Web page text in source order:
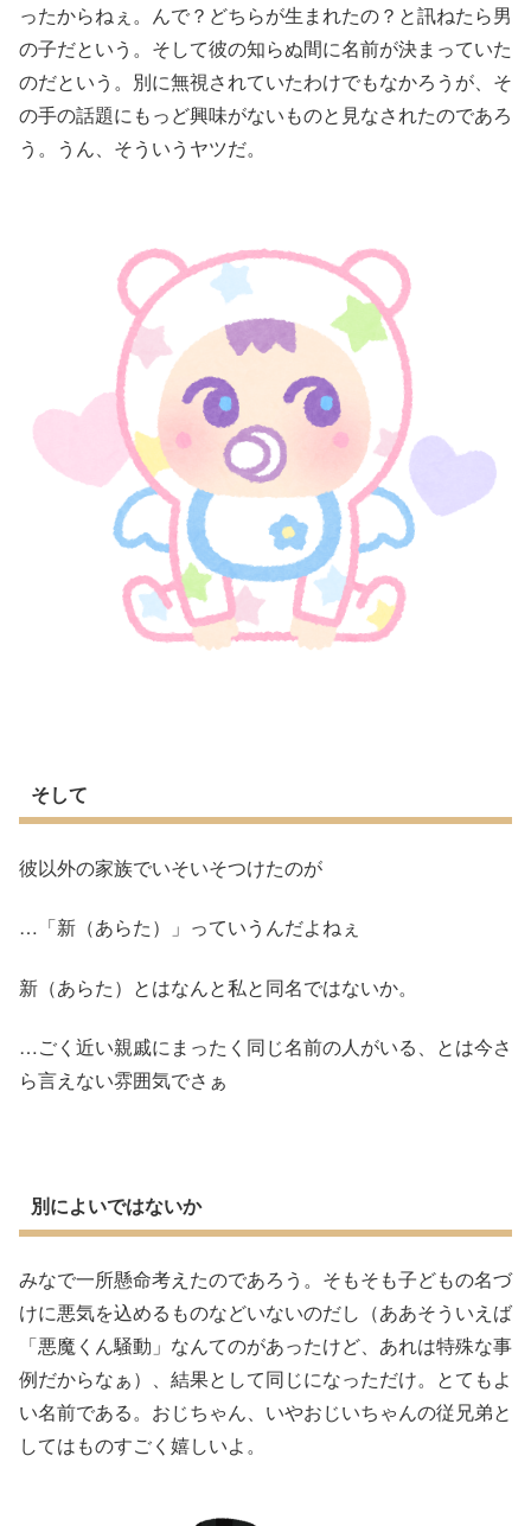
ったからねぇ。んで？どちらが生まれたの？と訊ねたら男
の子だという。そして彼の知らぬ間に名前が決まっていた
のだという。別に無視されていたわけでもなかろうが、そ
の手の話題にもっど興味がないものと見なされたのであろ
う。うん、そういうヤツだ。
そして
彼以外の家族でいそいそつけたのが
…「新（あらた）」っていうんだよねぇ
新（あらた）とはなんと私と同名ではないか。
…ごく近い親戚にまったく同じ名前の人がいる、とは今さ
ら言えない雰囲気でさぁ
別によいではないか
みなで一所懸命考えたのであろう。そもそも子どもの名づ
けに悪気を込めるものなどいないのだし（ああそういえば
「悪魔くん騒動」なんてのがあったけど、あれは特殊な事
例だからなぁ）、結果として同じになっただけ。とてもよ
い名前である。おじちゃん、いやおじいちゃんの従兄弟と
してはものすごく嬉しいよ。